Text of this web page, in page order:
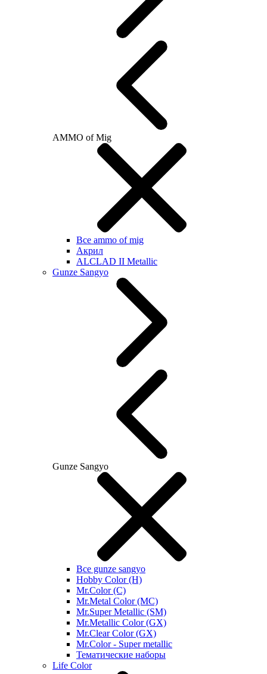
AMMO of Mig
Все ammo of mig
Акрил
ALCLAD II Metallic
Gunze Sangyo
Gunze Sangyo
Все gunze sangyo
Hobby Color (H)
Mr.Color (C)
Mr.Metal Color (MC)
Mr.Super Metallic (SM)
Mr.Metallic Color (GX)
Mr.Clear Color (GX)
Mr.Color - Super metallic
Тематические наборы
Life Color